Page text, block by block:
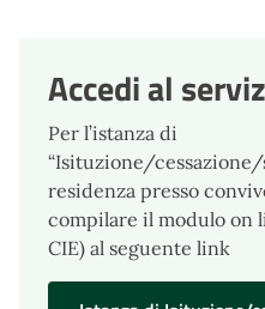
Accedi al
Per l’istanza di
“Isituzione/
residenza presso
compilare il modulo on
CIE) al seguente link